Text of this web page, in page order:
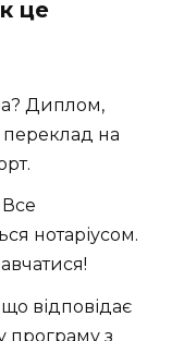
це
Диплом,
переклад на
Все
нотаріусом.
відповідає
програму з